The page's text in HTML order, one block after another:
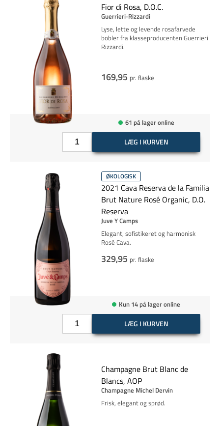
Fior di Rosa, D.O.C.
Guerrieri-Rizzardi
Lyse, lette og levende rosafarvede
bobler fra klasseproducenten Guerrieri
Rizzardi.
169,95 pr. flaske
61 på lager online
LÆG I KURVEN
ØKOLOGISK
2021 Cava Reserva de la Familia
Brut Nature Rosé Organic, D.O.
Reserva
Juve Y Camps
Elegant, sofistikeret og harmonisk
Rosé Cava.
329,95 pr. flaske
Kun 14 på lager online
LÆG I KURVEN
Champagne Brut Blanc de
Blancs, AOP
Champagne Michel Dervin
Frisk, elegant og sprød.